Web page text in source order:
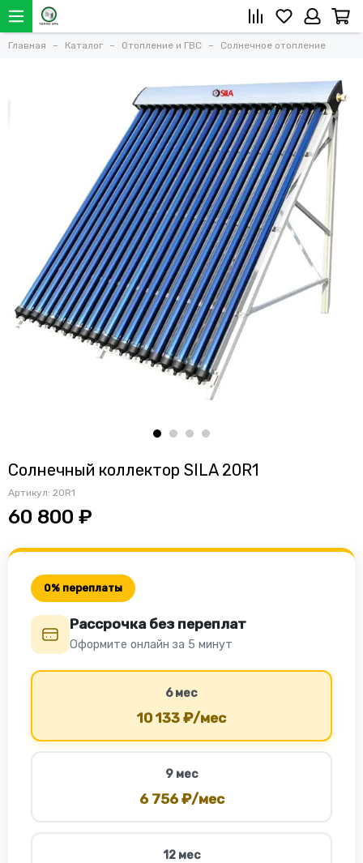
Главная Каталог Отопление и ГВС Солнечное отопление
Солнечный коллектор SILA 20R1
Артикул: 20R1
60 800 ₽
0% переплаты
Рассрочка без переплат
Оформите онлайн за 5 минут
6 мес
10 133 ₽/мес
9 мес
6 756 ₽/мес
12 мес